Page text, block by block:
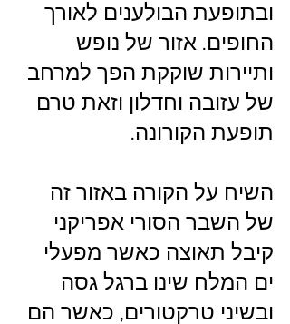
ובתופעת הבולענים לאורך
החופים. אזור של נופש
ותיירות שוקקת הפך למרחב
של עזובה וחדלון וזאת טרם
תופעת הקורונה.
השיח על הקורה באזור זה
של השבר הסורי אפריקני
קיבל תאוצה כאשר מפעלי
ים המלח שינו ברגל גסה
ובשיני טרקטורים, כאשר הם